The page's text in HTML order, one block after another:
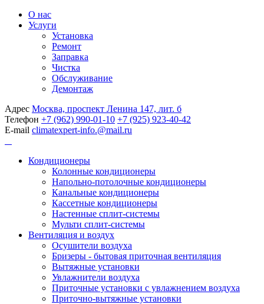
О нас
Услуги
Установка
Ремонт
Заправка
Чистка
Обслуживание
Демонтаж
Адрес Москва, проспект Ленина 147, лит. б
Телефон +7 (962) 990-01-10 +7 (925) 923-40-42
E-mail climatexpert-info.@mail.ru
Кондиционеры
Колонные кондиционеры
Напольно-потолочные кондиционеры
Канальные кондиционеры
Кассетные кондиционеры
Настенные сплит-системы
Мульти сплит-системы
Вентиляция и воздух
Осушители воздуха
Бризеры - бытовая приточная вентиляция
Вытяжные установки
Увлажнители воздуха
Приточные установки с увлажнением воздуха
Приточно-вытяжные установки